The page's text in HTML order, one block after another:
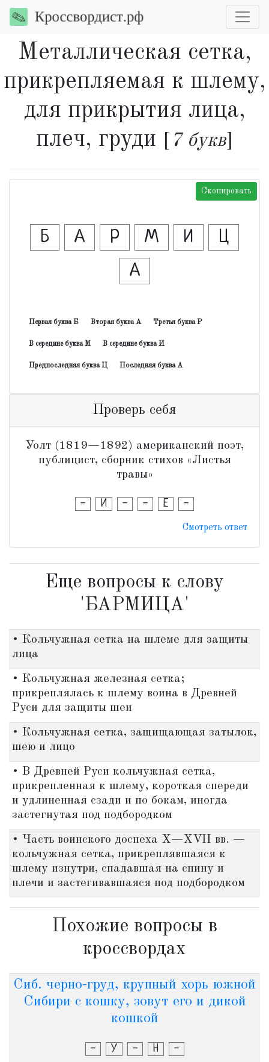
Металлическая сетка,
прикрепляемая к шлему,
для прикрытия лица,
плеч, груди
7 букв]
Скопировать
Б А Р М И
Ц
А
Первая буква Б Вторая буква А Третья буква Р
В середине буква М В середине буква И
Предпоследняя буква Ц Последняя буква А
Проверь себя
Уолт (1819—1892) американский поэт,
публицист, сборник стихов «Листья
травы»
- И - - Е -
Смотреть ответ
Еще вопросы к слову
'БАРМИЦА'
• Кольчужная сетка на шлеме для защиты
лица
• Кольчужная железная сетка;
прикреплялась к шлему воина в Древней
Руси для защиты шеи
• Кольчужная сетка, защищающая затылок,
шею и лицо
• В Древней Руси кольчужная сетка,
прикрепленная к шлему, короткая спереди
и удлиненная сзади и по бокам, иногда
застегнутая под подбородком
• Часть воинского доспеха X—XVII вв. —
кольчужная сетка, прикреплявшаяся к
шлему изнутри, спадавшая на спину и
плечи и застегивавшаяся под подбородком
Похожие вопросы в
кроссвордах
Сиб. черно-груд, крупный хорь южной
Сибири с кошку, зовут его и дикой
кошкой
- У - Н -